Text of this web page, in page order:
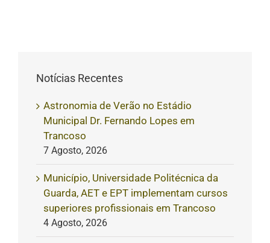
Notícias Recentes
Astronomia de Verão no Estádio
Municipal Dr. Fernando Lopes em
Trancoso
7 Agosto, 2026
Município, Universidade Politécnica da
Guarda, AET e EPT implementam cursos
superiores profissionais em Trancoso
4 Agosto, 2026